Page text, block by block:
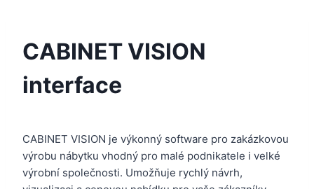
CABINET VISION
interface
CABINET VISION je výkonný software pro zakázkovou
výrobu nábytku vhodný pro malé podnikatele i velké
výrobní společnosti. Umožňuje rychlý návrh,